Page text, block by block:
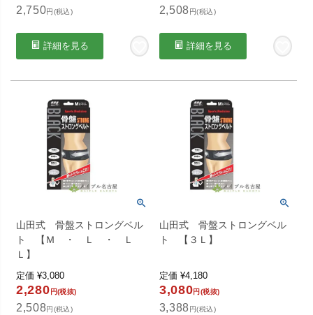
2,750円(税込)
詳細を見る
2,508円(税込)
詳細を見る
山田式 骨盤ストロングベル
ト 【Ｍ ・ Ｌ ・ Ｌ
Ｌ】
定価 ¥3,080
2,280 円(税抜)
2,508円(税込)
山田式 骨盤ストロングベル
ト 【３Ｌ】
定価 ¥4,180
3,080円(税抜)
3,388円(税込)